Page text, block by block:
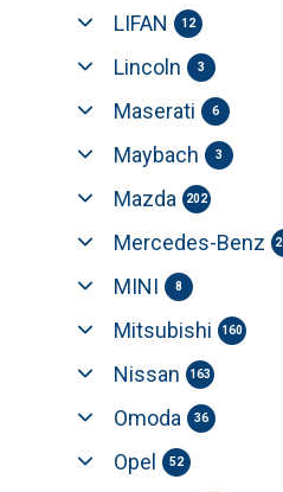
LIFAN 12
Lincoln 3
Maserati 6
Maybach 3
Mazda 202
Mercedes-Benz
MINI 8
Mitsubishi 160
Nissan 163
Omoda 36
Opel 52